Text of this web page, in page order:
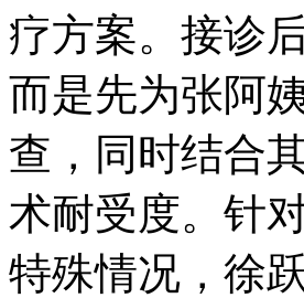
疗方案。接诊
而是先为张阿
查，同时结合
术耐受度。针
特殊情况，徐